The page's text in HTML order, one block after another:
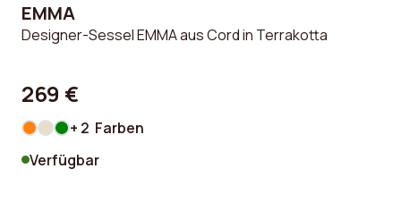
EMMA
Designer-Sessel EMMA aus Cord in Terrakotta
269 €
+ 2 Farben
Verfügbar